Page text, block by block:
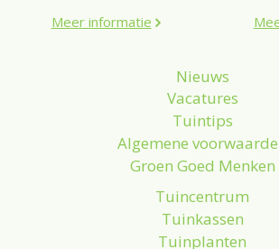
Meer informatie
Nieuws
Vacatures
Tuintips
Algemene
Groen Goed Menken
Tuincentrum
Tuinkassen
Tuinplanten